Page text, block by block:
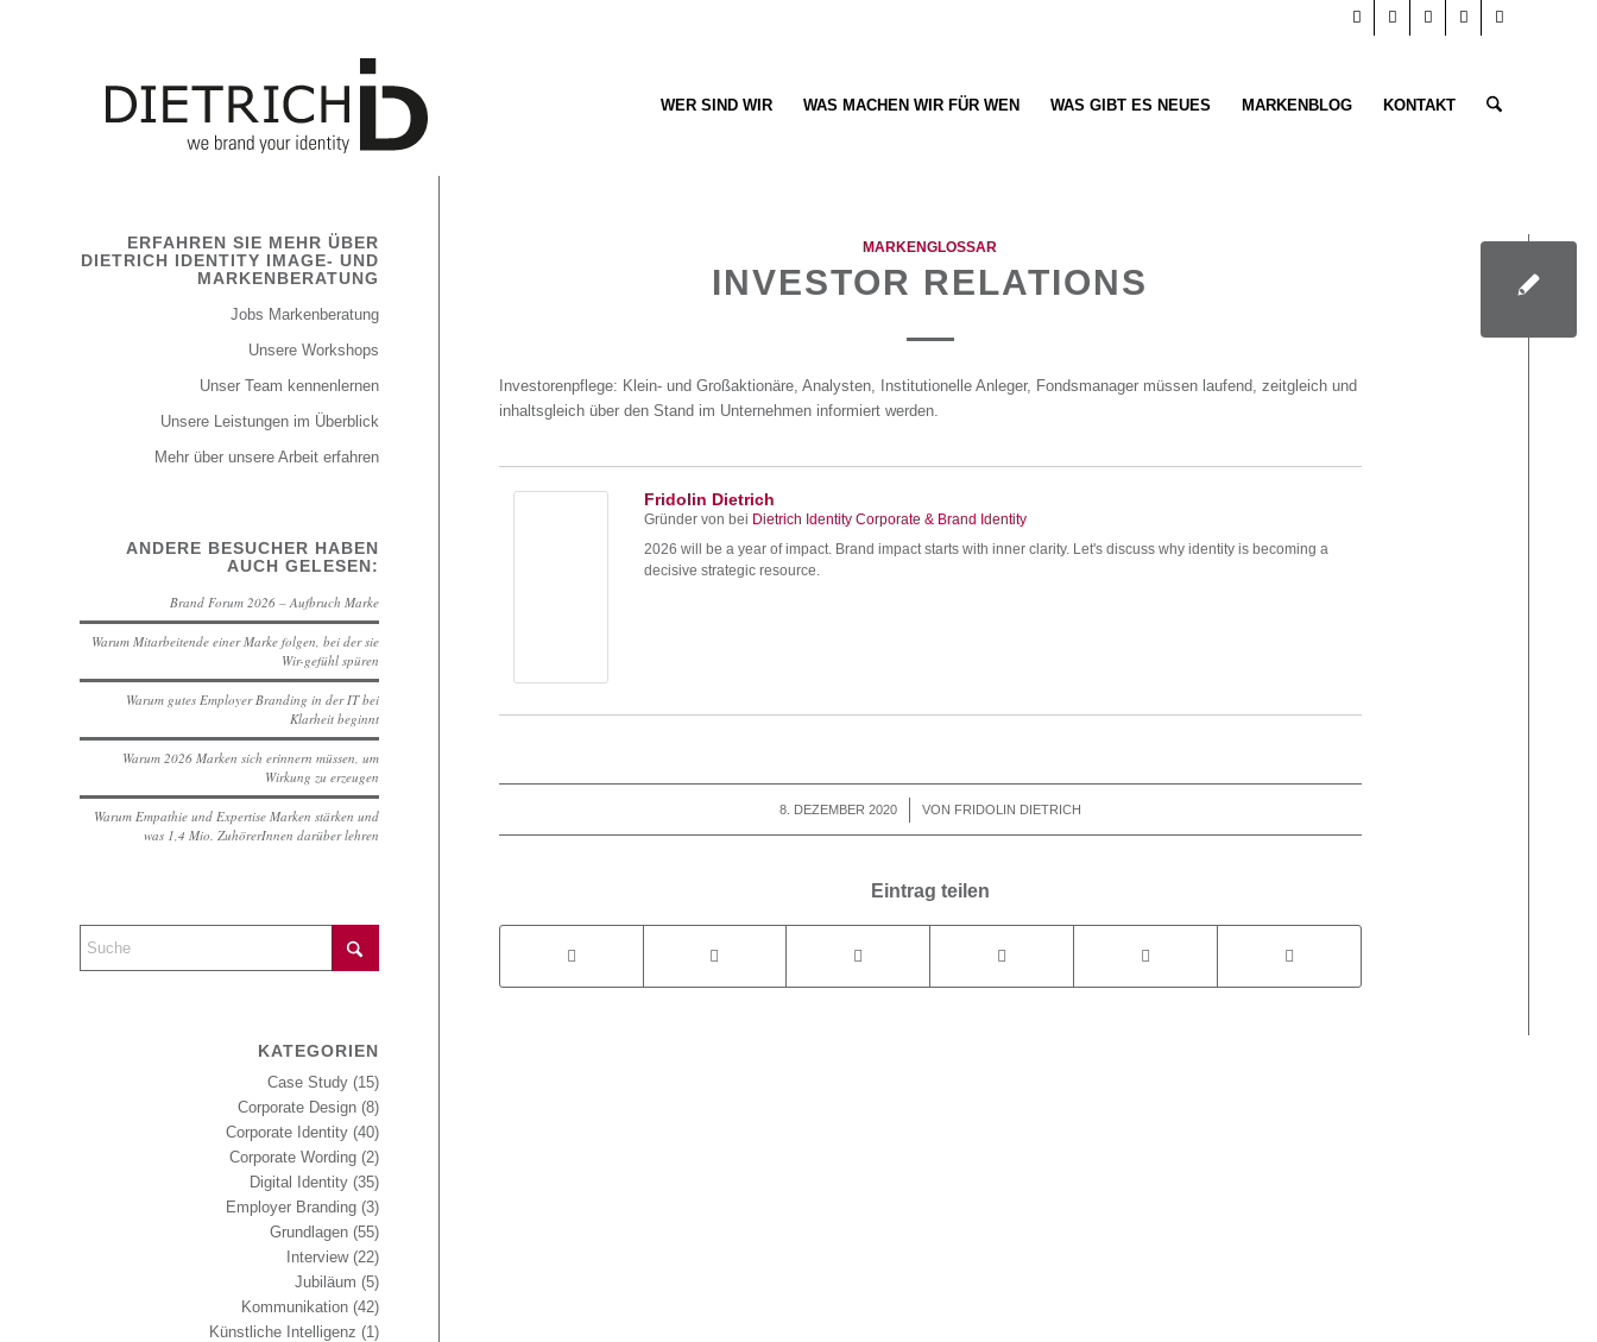
WER SIND WIR WAS MACHEN WIR FÜR WEN WAS GIBT ES NEUES MARKENBLOG KONTAKT
MARKENGLOSSAR
INVESTOR RELATIONS
Investorenpflege: Klein- und Großaktionäre, Analysten, Institutionelle Anleger, Fondsmanager müssen laufend, zeitgleich und
inhaltsgleich über den Stand im Unternehmen informiert werden.
Fridolin Dietrich
Gründer von bei Dietrich Identity Corporate & Brand Identity
2026 will be a year of impact. Brand impact starts with inner clarity. Let's discuss why identity is becoming a
decisive strategic resource.
8. DEZEMBER 2020
/ VON FRIDOLIN DIETRICH
Eintrag teilen
ERFAHREN SIE MEHR ÜBER
DIETRICH IDENTITY IMAGE- UND
MARKENBERATUNG
Jobs Markenberatung
Unsere Workshops
Unser Team kennenlernen
Unsere Leistungen im Überblick
Mehr über unsere Arbeit erfahren
ANDERE BESUCHER HABEN
AUCH GELESEN:
Brand Forum 2026 – Aufbruch Marke
Warum Mitarbeitende einer Marke folgen, bei der sie
Wir-gefühl spüren
Warum gutes Employer Branding in der IT bei
Klarheit beginnt
Warum 2026 Marken sich erinnern müssen, um
Wirkung zu erzeugen
Warum Empathie und Expertise Marken stärken und
was 1,4 Mio. ZuhörerInnen darüber lehren
KATEGORIEN
Case Study(15)
Corporate Design(8)
Corporate Identity(40)
Corporate Wording(2)
Digital Identity(35)
Employer Branding(3)
Grundlagen(55)
Interview(22)
Jubiläum (5)
Kommunikation(42)
Künstliche Intelligenz (1)